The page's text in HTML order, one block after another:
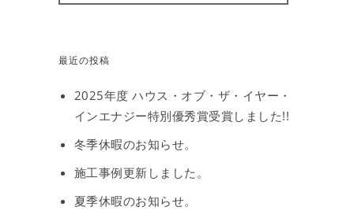
最近の投稿
2025年度 ハウス・オブ・ザ・イヤー・
インエナジー特別優秀賞受賞しました!!
冬季休暇のお知らせ。
施工事例更新しました。
夏季休暇のお知らせ。